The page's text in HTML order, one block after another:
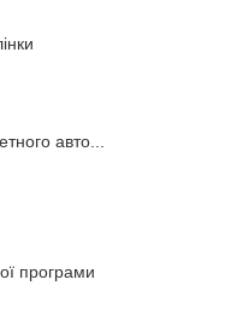
авто...
програми